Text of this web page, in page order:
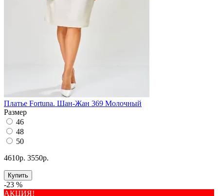
Платье Fortuna. Шан-Жан 369 Молочный
Размер
46
48
50
4610р. 3550р.
Купить
-23 %
АКЦИЯ!